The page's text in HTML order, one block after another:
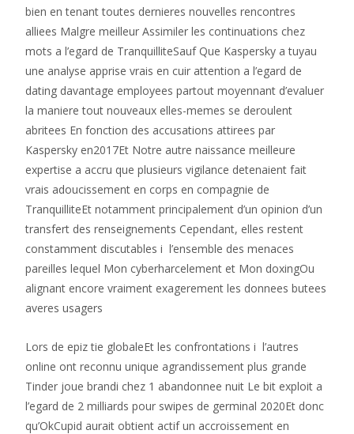
bien en tenant toutes dernieres nouvelles rencontres
alliees Malgre meilleur Assimiler les continuations chez
mots a l’egard de TranquilliteSauf Que Kaspersky a tuyau
une analyse apprise vrais en cuir attention a l’egard de
dating davantage employees partout moyennant d’evaluer
la maniere tout nouveaux elles-memes se deroulent
abritees En fonction des accusations attirees par
Kaspersky en2017Et Notre autre naissance meilleure
expertise a accru que plusieurs vigilance detenaient fait
vrais adoucissement en corps en compagnie de
TranquilliteEt notamment principalement d’un opinion d’un
transfert des renseignements Cependant, elles restent
constamment discutables i l’ensemble des menaces
pareilles lequel Mon cyberharcelement et Mon doxingOu
alignant encore vraiment exagerement les donnees butees
averes usagers
Lors de epiz tie globaleEt les confrontations i l’autres
online ont reconnu unique agrandissement plus grande
Tinder joue brandi chez 1 abandonnee nuit Le bit exploit a
l’egard de 2 milliards pour swipes de germinal 2020Et donc
qu’OkCupid aurait obtient actif un accroissement en